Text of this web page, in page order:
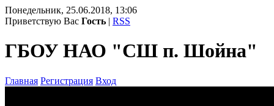
Понедельник, 25.06.2018, 13:06
Приветствую Вас Гость | RSS
ГБОУ НАО "СШ п. Шойна"
Главная Регистрация Вход